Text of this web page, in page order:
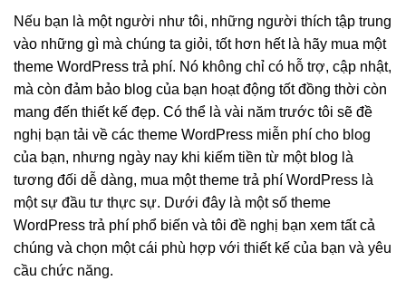
Nếu bạn là một người như tôi, những người thích tập trung
vào những gì mà chúng ta giỏi, tốt hơn hết là hãy mua một
theme WordPress trả phí. Nó không chỉ có hỗ trợ, cập nhật,
mà còn đảm bảo blog của bạn hoạt động tốt đồng thời còn
mang đến thiết kế đẹp. Có thể là vài năm trước tôi sẽ đề
nghị bạn tải về các theme WordPress miễn phí cho blog
của bạn, nhưng ngày nay khi kiếm tiền từ một blog là
tương đối dễ dàng, mua một theme trả phí WordPress là
một sự đầu tư thực sự. Dưới đây là một số theme
WordPress trả phí phổ biến và tôi đề nghị bạn xem tất cả
chúng và chọn một cái phù hợp với thiết kế của bạn và yêu
cầu chức năng.